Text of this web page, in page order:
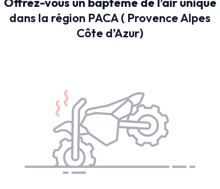
dans la région PACA ( Provence Alpes
Côte d’Azur)